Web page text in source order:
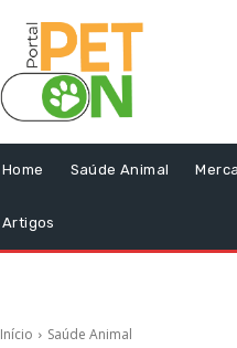
Home Saúde Animal
Artigos
Início Saúde Animal